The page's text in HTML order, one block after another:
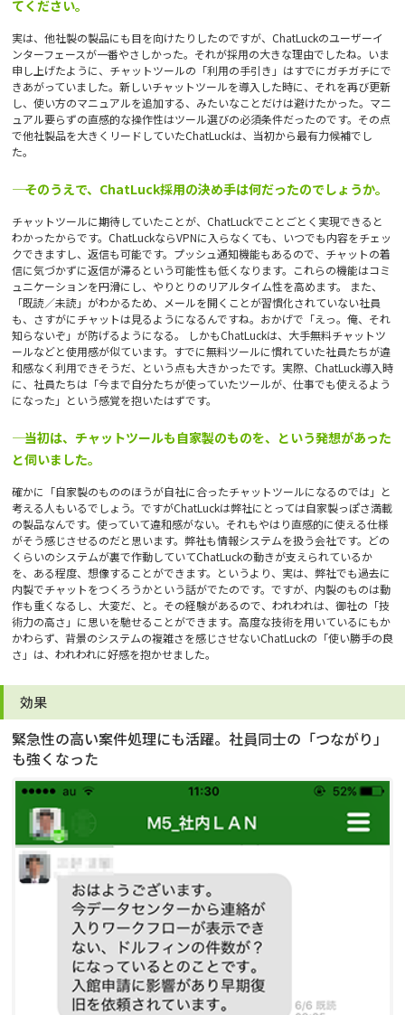
てください。
実は、他社製の製品にも目を向けたりしたのですが、ChatLuckのユーザーイ
ンターフェースが一番やさしかった。それが採用の大きな理由でしたね。いま
申し上げたように、チャットツールの「利用の手引き」はすでにガチガチにで
きあがっていました。新しいチャットツールを導入した時に、それを再び更新
し、使い方のマニュアルを追加する、みたいなことだけは避けたかった。マニ
ュアル要らずの直感的な操作性はツール選びの必須条件だったのです。その点
で他社製品を大きくリードしていたChatLuckは、当初から最有力候補でし
た。
―― そのうえで、ChatLuck採用の決め手は何だったのでしょうか。
チャットツールに期待していたことが、ChatLuckでことごとく実現できると
わかったからです。ChatLuckならVPNに入らなくても、いつでも内容をチェッ
クできますし、返信も可能です。プッシュ通知機能もあるので、チャットの着
信に気づかずに返信が滞るという可能性も低くなります。これらの機能はコミ
ュニケーションを円滑にし、やりとりのリアルタイム性を高めます。 また、
「既読／未読」がわかるため、メールを開くことが習慣化されていない社員
も、さすがにチャットは見るようになるんですね。おかげで「えっ。俺、それ
知らないぞ」が防げるようになる。 しかもChatLuckは、大手無料チャットツ
ールなどと使用感が似ています。すでに無料ツールに慣れていた社員たちが違
和感なく利用できそうだ、という点も大きかったです。実際、ChatLuck導入時
に、社員たちは「今まで自分たちが使っていたツールが、仕事でも使えるよう
になった」という感覚を抱いたはずです。
―― 当初は、チャットツールも自家製のものを、という発想があった
と伺いました。
確かに「自家製のもののほうが自社に合ったチャットツールになるのでは」と
考える人もいるでしょう。ですがChatLuckは弊社にとっては自家製っぽさ満載
の製品なんです。使っていて違和感がない。それもやはり直感的に使える仕様
がそう感じさせるのだと思います。弊社も情報システムを扱う会社です。どの
くらいのシステムが裏で作動していてChatLuckの動きが支えられているか
を、ある程度、想像することができます。というより、実は、弊社でも過去に
内製でチャットをつくろうかという話がでたのです。ですが、内製のものは動
作も重くなるし、大変だ、と。その経験があるので、われわれは、御社の「技
術力の高さ」に思いを馳せることができます。高度な技術を用いているにもか
かわらず、背景のシステムの複雑さを感じさせないChatLuckの「使い勝手の良
さ」は、われわれに好感を抱かせました。
効果
緊急性の高い案件処理にも活躍。社員同士の「つながり」
も強くなった